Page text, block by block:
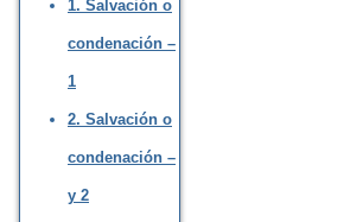
1. Salvación o
condenación –
1
2. Salvación o
condenación –
y 2